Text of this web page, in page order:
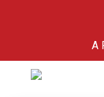
A